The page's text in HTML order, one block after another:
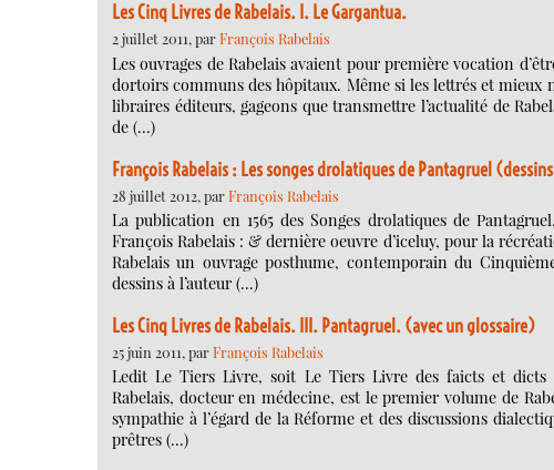
Les Cinq Livres de Rabelais. I. Le Gargantua.
2 juillet 2011, parFrançois Rabelais
Les ouvrages de Rabelais avaient pour première vocation
dortoirs communs des hôpitaux. Même si les lettrés et
libraires éditeurs, gageons que transmettre l’actualité de
de (…)
François Rabelais : Les songes drolatiques de Pantagruel
28 juillet 2012, parFrançois Rabelais
La publication en 1565 des Songes drolatiques de
François Rabelais : & dernière oeuvre d’iceluy, pour la
Rabelais un ouvrage posthume, contemporain du
dessins à l’auteur (…)
Les Cinq Livres de Rabelais. III. Pantagruel. (avec un glossaire)
25 juin 2011, parFrançois Rabelais
Ledit Le Tiers Livre, soit Le Tiers Livre des faicts et dicts
Rabelais, docteur en médecine, est le premier volume de
sympathie à l’égard de la Réforme et des discussions
prêtres (…)